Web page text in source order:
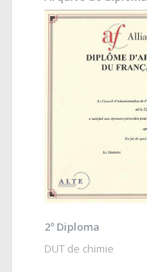
2º Diploma
DUT de chimie